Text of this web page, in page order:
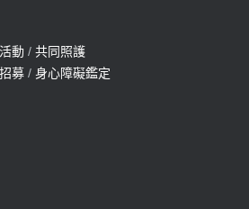
星因癲癇猝逝 老人小
師點出8大前兆
動 / 共同照護
募 / 身心障礙鑑定